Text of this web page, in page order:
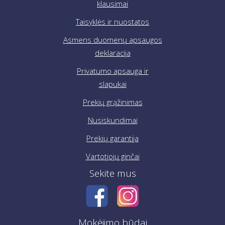
klausimai
Taisyklės ir nuostatos
Asmens duomenų apsaugos
deklaracija
Privatumo apsauga ir
slapukai
Prekių grąžinimas
Nusiskundimai
Prekių garantija
Vartotjojų ginčai
Sekite mus
Mokėjimo būdai